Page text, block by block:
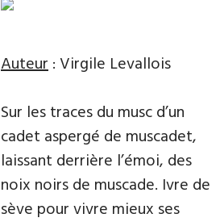
Auteur: Virgile Levallois
Sur les traces du musc d’un
cadet aspergé de muscadet,
laissant derrière l’émoi, des
noix noirs de muscade. Ivre de
sève pour vivre mieux ses